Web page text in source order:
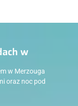
w
w Merzouga
oraz noc pod